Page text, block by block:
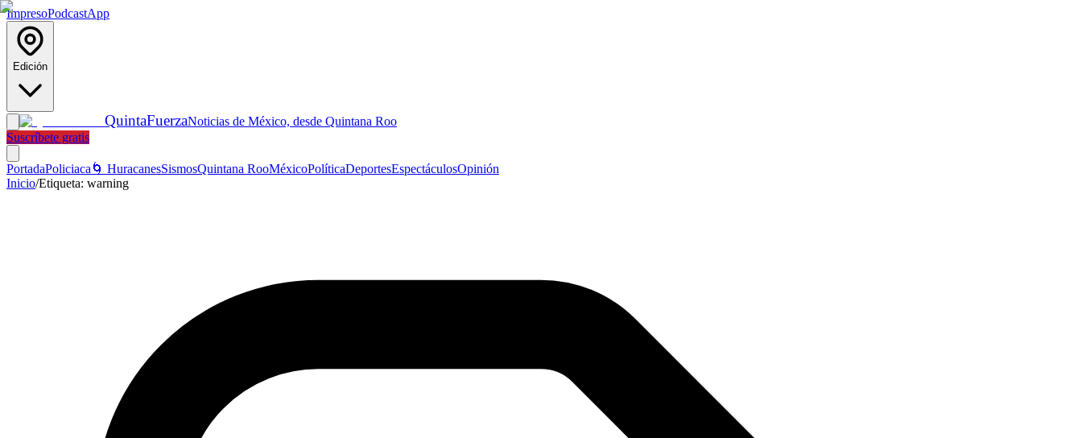
ImpresoPodcastApp
Edición
QuintaFuerzaNoticias de México, desde Quintana Roo
Suscríbete gratis
PortadaPoliciaca 🌀 HuracanesSismosQuintana RooMéxicoPolíticaDeportesEspectáculosOpinión
Inicio/Etiqueta: warning